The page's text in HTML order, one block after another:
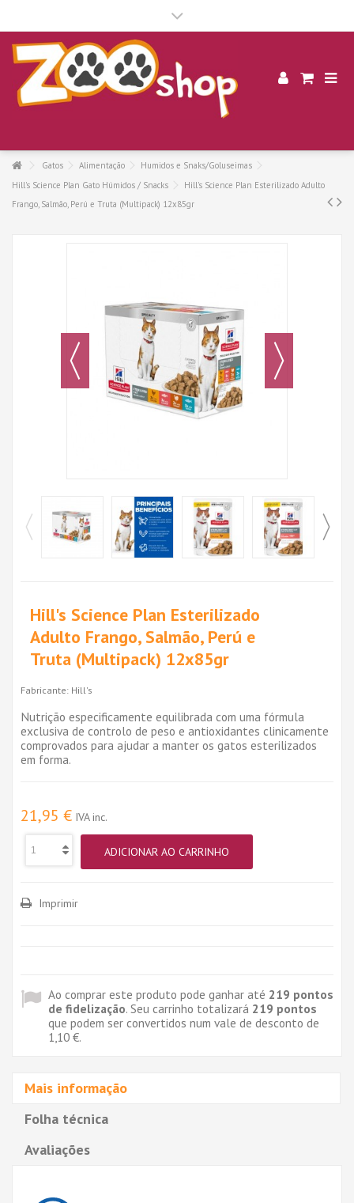
Gatos Alimentação
Humidos e Snaks/Goluseimas
Hill's Science Plan Gato Húmidos / Snacks
Hill's Science Plan Esterilizado Adulto
Frango, Salmão, Perú e Truta (Multipack) 12x85gr
Hill's Science Plan Esterilizado
Adulto Frango, Salmão, Perú e
Truta (Multipack) 12x85gr
Fabricante: Hill's
Nutrição especificamente equilibrada com uma fórmula
exclusiva de controlo de peso e antioxidantes clinicamente
comprovados para ajudar a manter os gatos esterilizados
em forma.
21,95 € IVA inc.
ADICIONAR AO CARRINHO
Imprimir
Ao comprar este produto pode ganhar até 219 pontos
de fidelização. Seu carrinho totalizará 219 pontos
que podem ser convertidos num vale de desconto de
1,10 €.
Mais informação
Folha técnica
Avaliações